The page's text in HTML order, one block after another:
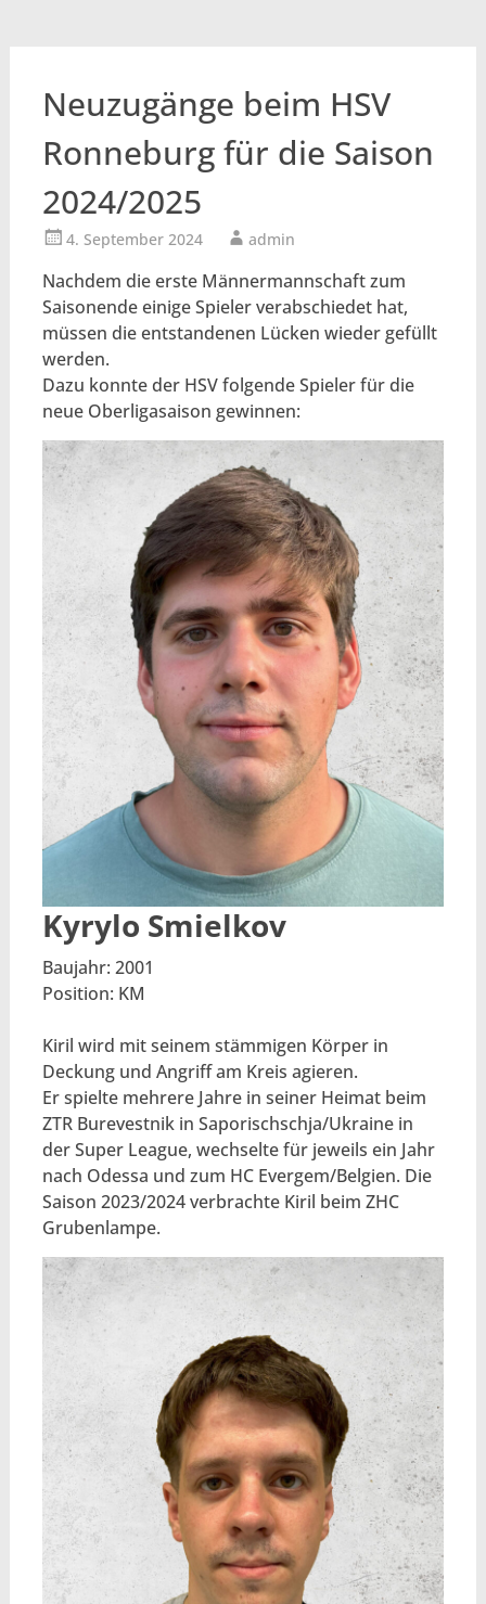
Neuzugänge beim HSV
Ronneburg für die Saison
2024/2025
4. September 2024 admin
Nachdem die erste Männermannschaft zum
Saisonende einige Spieler verabschiedet hat,
müssen die entstandenen Lücken wieder gefüllt
werden.
Dazu konnte der HSV folgende Spieler für die
neue Oberligasaison gewinnen:
Kyrylo Smielkov
Baujahr: 2001
Position: KM
Kiril wird mit seinem stämmigen Körper in
Deckung und Angriff am Kreis agieren.
Er spielte mehrere Jahre in seiner Heimat beim
ZTR Burevestnik in Saporischschja/Ukraine in
der Super League, wechselte für jeweils ein Jahr
nach Odessa und zum HC Evergem/Belgien. Die
Saison 2023/2024 verbrachte Kiril beim ZHC
Grubenlampe.